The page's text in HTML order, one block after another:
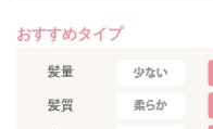
おすすめタイプ
髪量
髪質